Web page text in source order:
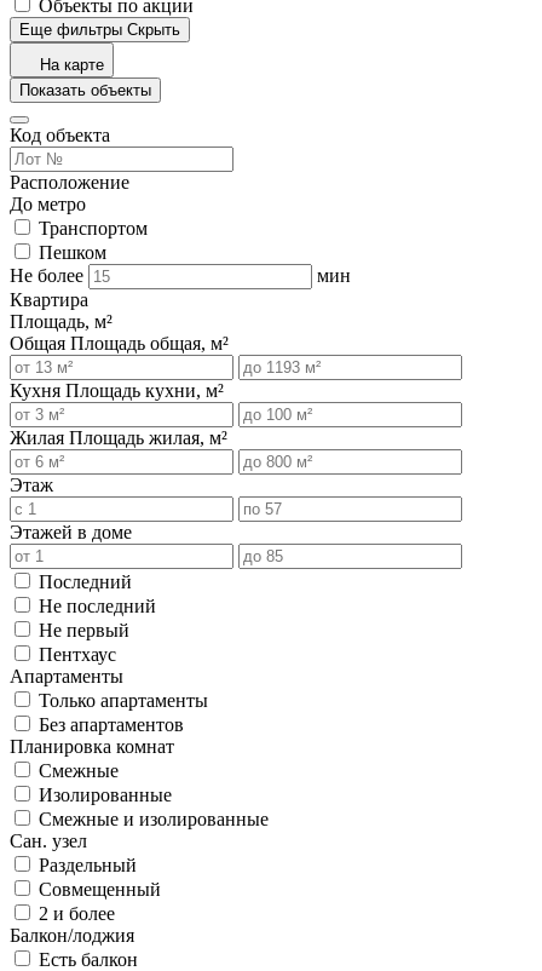
Объекты по акции
Еще фильтры Скрыть
На карте
Показать объекты
Код объекта
Расположение
До метро
Транспортом
Пешком
Не более
мин
Квартира
Площадь, м²
Общая Площадь общая, м²
Кухня Площадь кухни, м²
Жилая Площадь жилая, м²
Этаж
Этажей в доме
Последний
Не последний
Не первый
Пентхаус
Апартаменты
Только апартаменты
Без апартаментов
Планировка комнат
Смежные
Изолированные
Смежные и изолированные
Сан. узел
Раздельный
Совмещенный
2 и более
Балкон/лоджия
Есть балкон